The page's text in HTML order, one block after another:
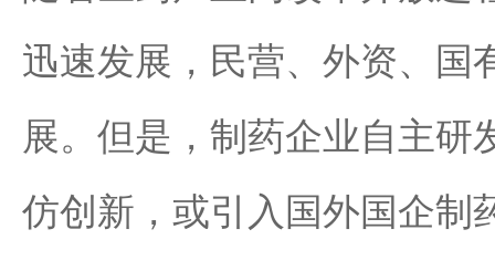
迅速发展，民营、外资、国
展。但是，制药企业自主研
仿创新，或引入国外国企制